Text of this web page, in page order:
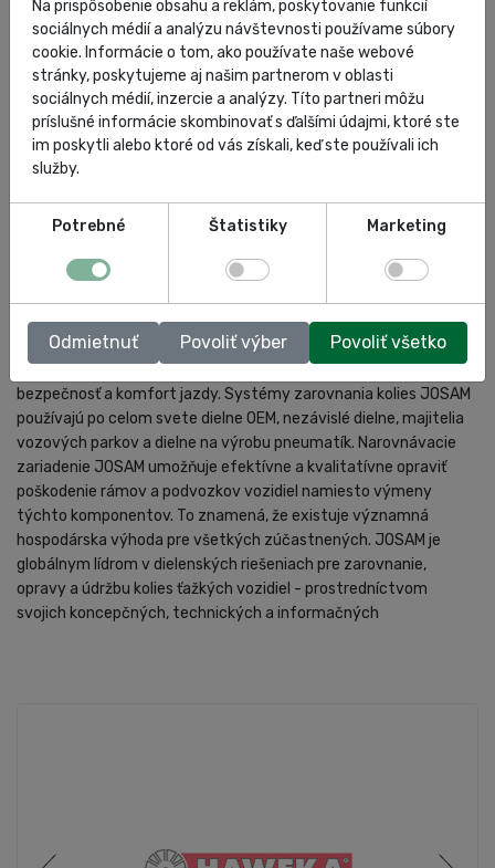
DOKUMENTY
JOSAM
Švédska spoločnosť JOSAM je súčasťou skupiny Car-O-Liner
rámov a v roku 1974 ich prvý systém zarovnania kolies, venujú sa
presnosti a užívateľskej prívetivosti. JOSAM systémy
zarovnania kolies zaisťujú správne zarovnanie náprav a kolies, čo
bezpečnosť a komfort jazdy. Systémy zarovnania kolies JOSAM
používajú po celom svete dielne OEM, nezávislé dielne, majitelia
vozových parkov a dielne na výrobu pneumatík. Narovnávacie
zariadenie JOSAM umožňuje efektívne a kvalitatívne opraviť
poškodenie rámov a podvozkov vozidiel namiesto výmeny
týchto komponentov. To znamená, že existuje významná
hospodárska výhoda pre všetkých zúčastnených. JOSAM je
globálnym lídrom v dielenských riešeniach pre zarovnanie,
opravy a údržbu kolies ťažkých vozidiel - prostredníctvom
svojich koncepčných, technických a informačných
Na prispôsobenie obsahu a reklám, poskytovanie funkcií
sociálnych médií a analýzu návštevnosti používame súbory
cookie. Informácie o tom, ako používate naše webové
stránky, poskytujeme aj našim partnerom v oblasti
sociálnych médií, inzercie a analýzy. Títo partneri môžu
príslušné informácie skombinovať s ďalšími údajmi, ktoré ste
im poskytli alebo ktoré od vás získali, keď ste používali ich
služby.
Potrebné Štatistiky Marketing
Odmietnuť Povoliť výber Povoliť všetko